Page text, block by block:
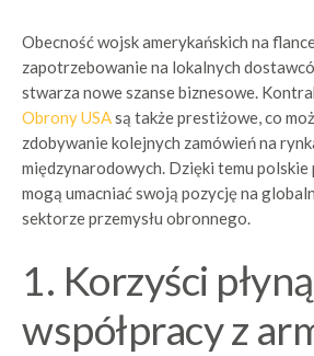
Obecność wojsk amerykańskich na
zapotrzebowanie na lokalnych
stwarza nowe szanse biznesowe.
Obrony USAsą także prestiżowe, co
zdobywanie kolejnych zamówień na
międzynarodowych. Dzięki temu
mogą umacniać swoją pozycję na
sektorze przemysłu obronnego.
1. Korzyści
współpracy z